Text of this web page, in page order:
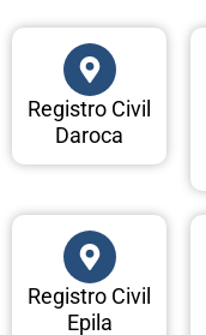
Registro Civil
Daroca
Registro Civil
Epila